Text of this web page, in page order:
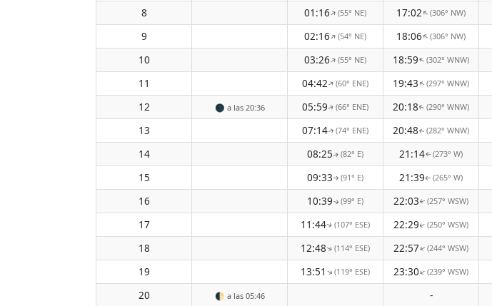
8
01:16↑(55° NE) 17:02↑(306° NW)
9
02:16↑(54° NE) 18:06↑(306° NW)
10
03:26↑(55° NE) 18:59↑(302° WNW)
11
04:42↑(60° ENE) 19:43↑(297° WNW)
12
🌑 a las 20:36 05:59↑(66° ENE) 20:18↑(290° WNW)
13
07:14↑(74° ENE) 20:48↑(282° WNW)
14
08:25↑(82° E) 21:14↑(273° W)
15
09:33↑(91° E) 21:39↑(265° W)
16
10:39↑(99° E) 22:03↑(257° WSW)
17
11:44↑(107° ESE) 22:29↑(250° WSW)
18
12:48↑(114° ESE) 22:57↑(244° WSW)
19
13:51 ↑(119° ESE) 23:30↑(239° WSW)
20
🌓 a las 05:46 -